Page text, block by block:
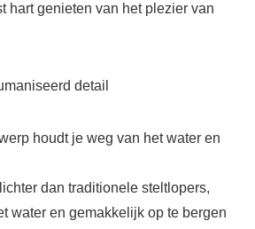
hart genieten van het plezier van
detail
houdt je weg van het water en
dan traditionele steltlopers,
water en gemakkelijk op te bergen